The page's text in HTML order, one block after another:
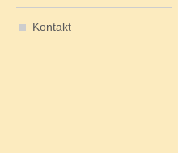
Kontakt